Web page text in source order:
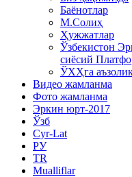
Баёнотлар
М.Солиҳ
Ҳужжатлар
Ўзбекистон
сиёсий
ЎХҲга
Видео жамланма
Фото жамланма
Эркин юрт-2017
Ўзб
Cyr-Lat
РУ
TR
Mualliflar